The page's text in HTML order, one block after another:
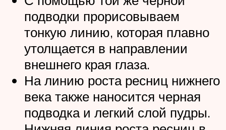
подводки прорисовываем
тонкую линию, которая плавно
утолщается в направлении
внешнего края глаза.
На линию роста ресниц нижнего
века также наносится черная
подводка и легкий слой пудры.